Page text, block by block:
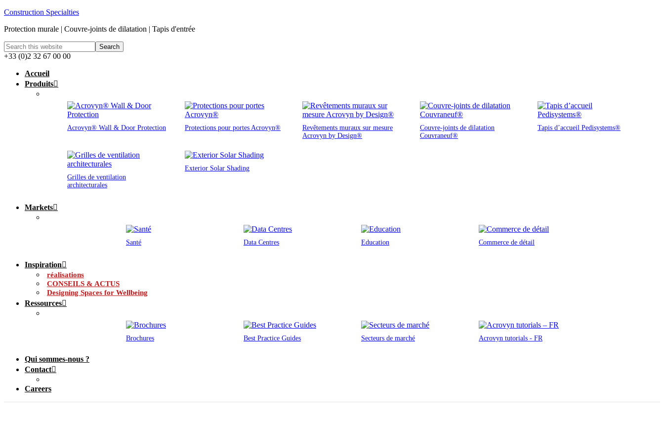
Construction Specialties
Protection murale | Couvre-joints de dilatation | Tapis d'entrée
+33 (0)2 32 67 00 00
Accueil
Produits
Acrovyn® Wall & Door Protection Protections pour portes Acrovyn®
Revêtements muraux sur mesure
Acrovyn by Design®
Couvre-joints de dilatation
Couvraneuf®
Tapis d’accueil Pedisystems®
Grilles de ventilation
architecturales
Exterior Solar Shading
Markets
Santé Data Centres Education Commerce de détail
Inspiration
réalisations
CONSEILS & ACTUS
Designing Spaces for Wellbeing
Ressources
Brochures Best Practice Guides Secteurs de marché Acrovyn tutorials - FR
Qui sommes-nous ?
Contact
Careers